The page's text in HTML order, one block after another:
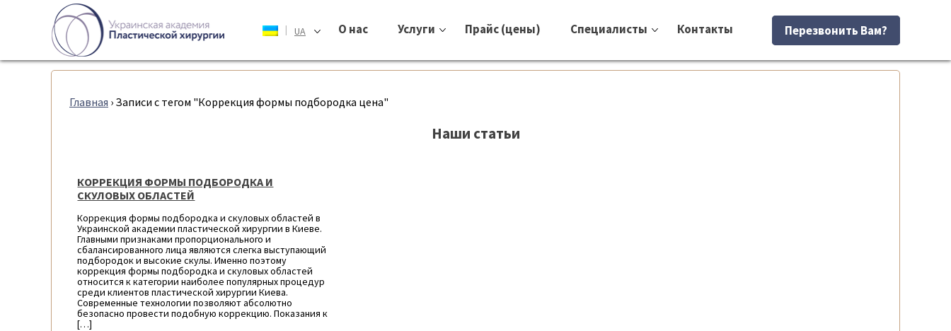
Перезвонить Вам?
| UA О нас Услуги Прайс (цены) Специалисты Контакты
Главная › Записи с тегом "Коррекция формы подбородка цена"
Наши статьи
КОРРЕКЦИЯ ФОРМЫ ПОДБОРОДКА И
СКУЛОВЫХ ОБЛАСТЕЙ
Коррекция формы подбородка и скуловых областей в
Украинской академии пластической хирургии в Киеве.
Главными признаками пропорционального и
сбалансированного лица являются слегка выступающий
подбородок и высокие скулы. Именно поэтому
коррекция формы подбородка и скуловых областей
относится к категории наиболее популярных процедур
среди клиентов пластической хирургии Киева.
Современные технологии позволяют абсолютно
безопасно провести подобную коррекцию. Показания к
[…]